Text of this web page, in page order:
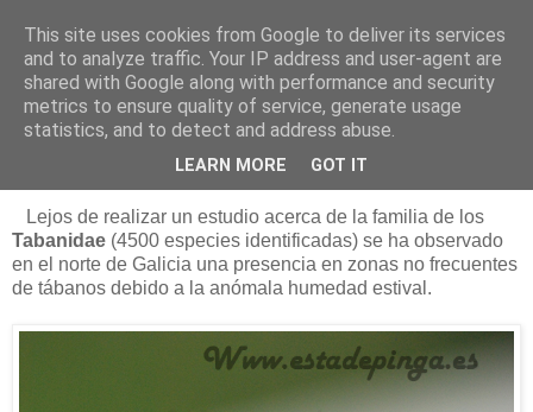
Está de pinga
19/8/12
Los tábanos autumnalis
Lejos de realizar un estudio acerca de la familia de los
Tabanidae (4500 especies identificadas) se ha observado
en el norte de Galicia una presencia en zonas no frecuentes
de tábanos debido a la anómala humedad estival.
This site uses cookies from Google to deliver its services
and to analyze traffic. Your IP address and user-agent are
shared with Google along with performance and security
metrics to ensure quality of service, generate usage
statistics, and to detect and address abuse.
LEARN MORE GOT IT